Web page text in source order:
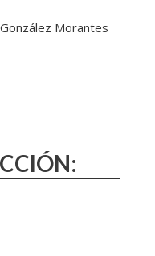
Morantes